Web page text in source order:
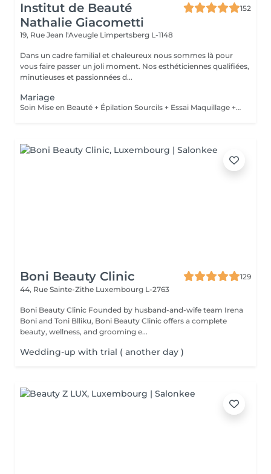
Institut de Beauté
Nathalie Giacometti
152
19, Rue Jean l'Aveugle Limpertsberg L-1148
Dans un cadre familial et chaleureux nous sommes là pour
vous faire passer un joli moment. Nos esthéticiennes qualifiées,
minutieuses et passionnées d...
Mariage
Soin Mise en Beauté + Épilation Sourcils + Essai Maquillage + Maquillage Jour J + Soin des Mains
Boni Beauty Clinic
129
44, Rue Sainte-Zithe Luxembourg L-2763
Boni Beauty Clinic Founded by husband-and-wife team Irena
Boni and Toni Blliku, Boni Beauty Clinic offers a complete
beauty, wellness, and grooming e...
Wedding-up with trial ( another day )